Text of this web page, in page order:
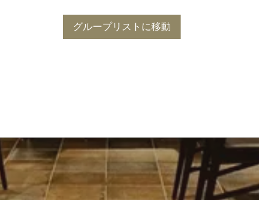
グループリストに移動